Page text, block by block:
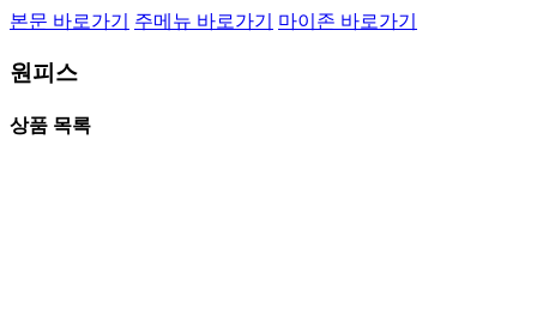
본문 바로가기 주메뉴 바로가기 마이존 바로가기
원피스
상품 목록